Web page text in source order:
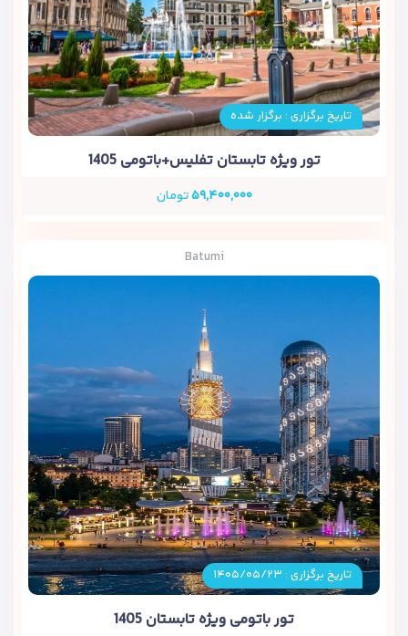
تاریخ برگزاری : برگزار شده
تور ویژه تابستان تفلیس+باتومی 1405
۵۹,۴۰۰,۰۰۰تومان
Batumi
تاریخ برگزاری : ۱۴۰۵/۰۵/۲۳
تور باتومی ویژه تابستان 1405